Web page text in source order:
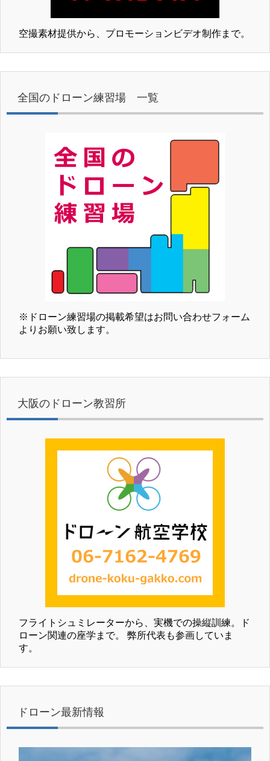
空撮素材提供から、プロモーションビデオ制作まで。
全国のドローン練習場 一覧
※ドローン練習場の掲載希望はお問い合わせフォーム
よりお願い致します。
大阪のドローン教習所
フライトシュミレーターから、実機での操縦訓練。ド
ローン関連の座学まで。 弊所代表も参画していま
す。
ドローン最新情報